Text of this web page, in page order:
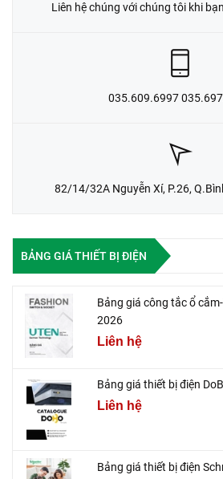
Liên hệ chúng với chúng tôi khi
035.609.6997
82/14/32A Nguyễn Xí, P.26,
BẢNG GIÁ THIẾT BỊ ĐIỆN
Bảng giá công tắc ổ
2026
Liên hệ
Bảng giá thiết bị điện
Liên hệ
Bảng giá thiết bị điện